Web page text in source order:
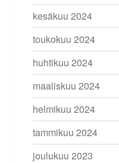
kesäkuu 2024
toukokuu 2024
huhtikuu 2024
maaliskuu 2024
helmikuu 2024
tammikuu 2024
joulukuu 2023